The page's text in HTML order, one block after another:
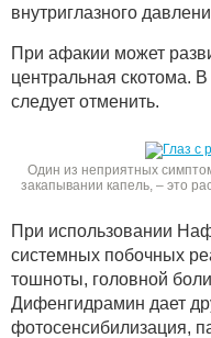
внутриглазного
При афакии может
центральная скотома.
следует отменить.
Один из неприятных
закапывании капель, – это
При использовании
системных побочных
тошноты, головной
Дифенгидрамин дает
фотосенсибилизация,